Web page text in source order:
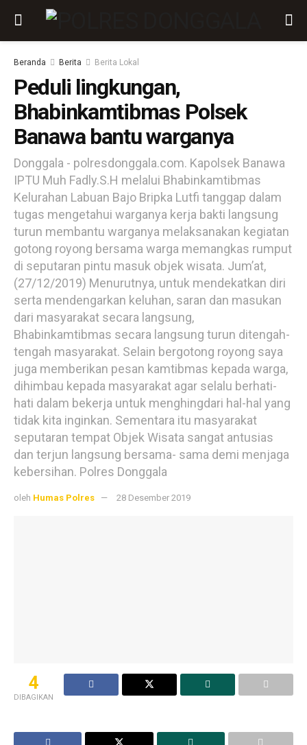
Beranda Berita Berita Lokal
Peduli lingkungan,
Bhabinkamtibmas Polsek
Banawa bantu warganya
Donggala - polresdonggala.com. Kapolsek Banawa
IPTU Muh Fadly.S.H melalui Bhabinkamtibmas
Kelurahan Labuan Bajo Bripka Lutfi tanggap dalam
tugas mengetahui warganya kerja bakti langsung
turun membantu warganya melaksanakan kegiatan
gotong royong bersama warga memangkas rumput
di seputaran pintu masuk objek wisata. Jum’at,
(27/12/2019) Menurutnya, untuk mendekatkan diri
serta mendengarkan keluhan, saran dan masukan
dari masyarakat secara langsung,
Bhabinkamtibmas secara langsung turun ditengah-
tengah masyarakat. Selain bergotong royong saya
juga memberikan pesan kamtibmas kepada warga,
dihimbau kepada masyarakat agar selalu berhati-
hati dalam bekerja untuk menghingdari hal-hal yang
tidak kita inginkan. Sementara itu masyarakat
seputaran tempat Objek Wisata sangat antusias
dan terjun langsung bersama- sama demi menjaga
kebersihan. Polres Donggala
oleh Humas Polres 28 Desember 2019
4
DIBAGIKAN